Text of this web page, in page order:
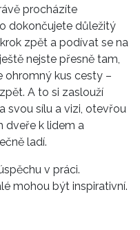
procházíte
dokončujete důležitý
zpět a podívat se na
nejste přesně tam,
ohromný kus cesty –
A to si zaslouží
svou sílu a vizi, otevřou
dveře k lidem a
ladí.
v práci.
mohou být inspirativní.